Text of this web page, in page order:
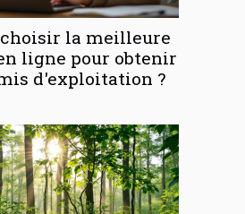
la meilleure
ligne pour obtenir
d'exploitation ?